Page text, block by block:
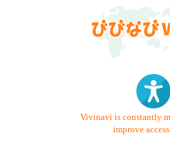
Vivinavi is constantly
improve